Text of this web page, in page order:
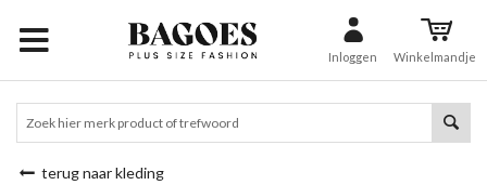
Inloggen Winkelmandje
terug naar kleding